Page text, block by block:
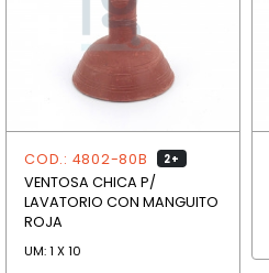
COD.: 4802-80B 2+
VENTOSA CHICA P/
LAVATORIO CON MANGUITO
ROJA
UM: 1 X 10